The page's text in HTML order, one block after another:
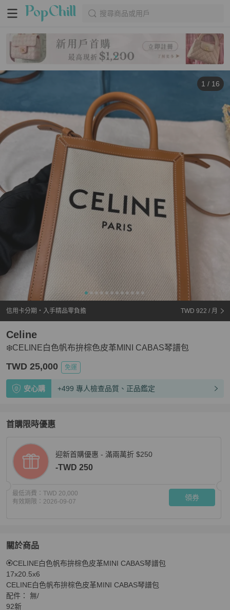
搜尋商品或用戶
1 / 16
信用卡分期・入手精品零負擔 TWD 922 / 月
❄️CELINE白色帆布拚棕色皮革MINI CABAS琴譜包
Celine
TWD 25,000 免運
安心購 +499 專人檢查品質、正品鑑定
首購限時優惠
迎新首購優惠 - 滿兩萬折 $250
-TWD 250
最低消費： TWD 20,000
有效期限： 2026-09-07 領券
關於商品
關於❄️CELINE白色帆布拚棕色皮革MINI CABAS琴譜包
🏵️CELINE白色帆布拚棕色皮革MINI CABAS琴譜包
17x20.5x6
CELINE白色帆布拚棕色皮革MINI CABAS琴譜包
配件： 無/
92新